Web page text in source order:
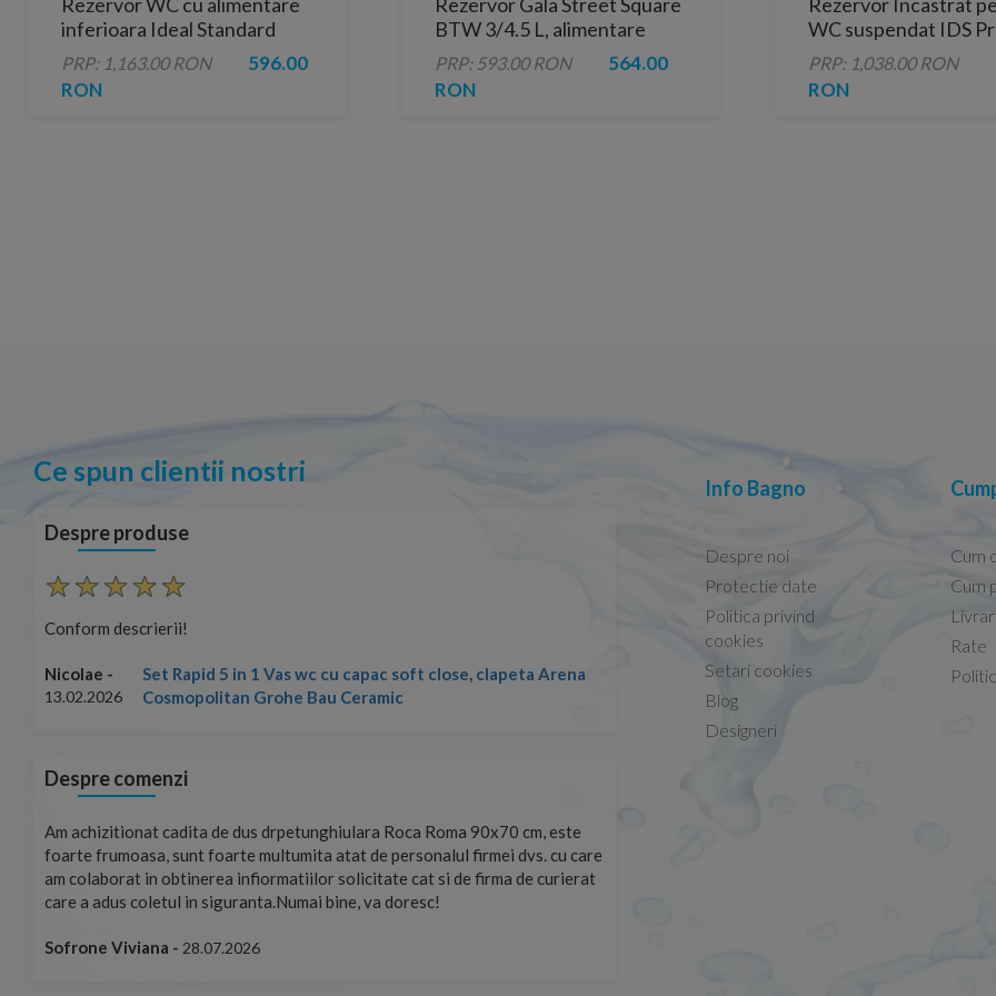
inferioara Ideal Standard
Tesi alb mat
PRP: 1,163.00 RON
596.00
RON
BTW 3/4.5 L, alimentare
laterala
PRP: 593.00 RON
564.00
RON
WC suspendat IDS
inaltime 102 cm
PRP: 1,038.00 RON
RON
Ce spun clientii nostri
Despre produse
Conform descrierii!
Nicolae -
13.02.2026
Set Rapid 5 in 1 Vas wc cu capac soft close, clapeta Arena
Cosmopolitan Grohe Bau Ceramic
Conform descrierii!
13.02.2026
Despre comenzi
Am achizitionat cadita de dus drpetunghiulara Roca Roma 90x70 cm, este
foarte frumoasa, sunt foarte multumita atat de personalul firmei dvs. cu care
am colaborat in obtinerea infiormatiilor solicitate cat si de firma de curierat
care a adus coletul in siguranta.Numai bine, va doresc!
Sofrone Viviana - 28.07.2026
Info Bagno
Despre noi
Protectie date
Politica privind
cookies
Setari cookies
Blog
Designeri
Cum
Cum
Rate